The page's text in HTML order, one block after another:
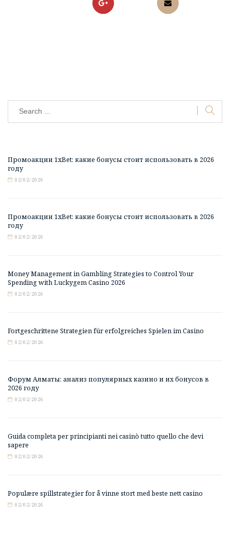
Промоакции 1xBet: какие бонусы стоит использовать в 2026
году
02/02/2026
Промоакции 1xBet: какие бонусы стоит использовать в 2026
году
02/02/2026
Money Management in Gambling Strategies to Control Your
Spending with Luckygem Casino 2026
02/02/2026
Fortgeschrittene Strategien für erfolgreiches Spielen im Casino
02/02/2026
Форум Алматы: анализ популярных казино и их бонусов в
2026 году
02/02/2026
Guida completa per principianti nei casinò tutto quello che devi
sapere
02/02/2026
Populære spillstrategier for å vinne stort med beste nett casino
02/02/2026